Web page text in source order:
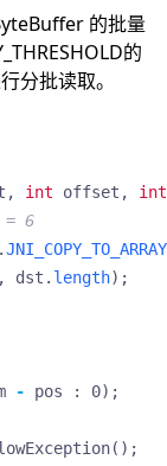
的批量
的
分批读取。
, int offset ,
int
= 6
.
, dst . length);
- pos : 0);
();